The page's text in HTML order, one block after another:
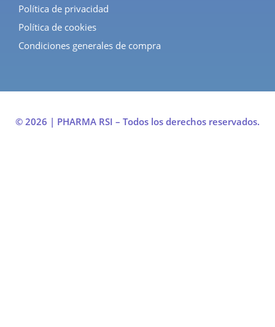
Política de privacidad
Política de cookies
Condiciones generales de compra
© 2026 | PHARMA RSI – Todos los derechos reservados.